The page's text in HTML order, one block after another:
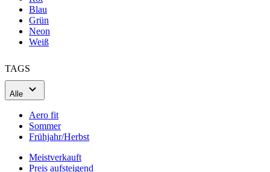
TAGS
Alle
Aero fit
Sommer
Frühjahr/Herbst
Preis aufsteigend
Preis absteigend
Meistverkauft